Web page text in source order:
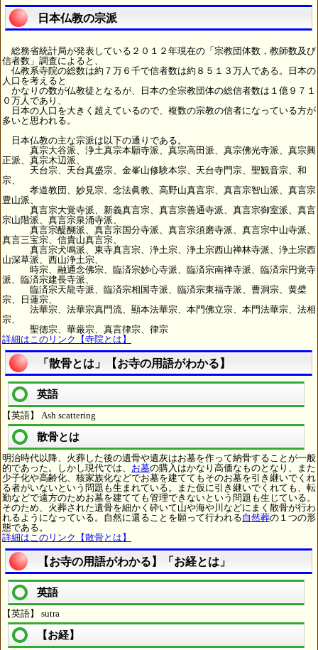
日本仏教の宗派
総務省統計局が発表している２０１２年現在の「宗教団体数，教師数及び
信者数」調査によると、
仏教系寺院の総数は約７万６千で信者数は約８５１３万人である。日本の
人口を考えると
かなりの数が仏教徒となるが、日本の全宗教団体の総信者数は１億９７１
０万人であり、
日本の人口を大きく超えているので、複数の宗教の信者になっている方が
多いと思われる。
日本仏教の主な宗派は以下の通りである。
真宗大谷派、浄土真宗本願寺派、真宗高田派、真宗佛光寺派、真宗興
正派、真宗木辺派、
天台宗、天台真盛宗、金峯山修験本宗、天台寺門宗、聖観音宗、和
宗、
孝道教団、妙見宗、念法眞教、高野山真言宗、真言宗智山派、真言宗
豊山派、
真言宗大覚寺派、新義真言宗、真言宗善通寺派、真言宗御室派、真言
宗山階派、真言宗泉涌寺派、
真言宗醍醐派、真言宗国分寺派、真言宗須磨寺派、真言宗中山寺派、
真言三宝宗、信貴山真言宗、
真言宗犬鳴派、東寺真言宗、浄土宗、浄土宗西山禅林寺派、浄土宗西
山深草派、西山浄土宗、
時宗、融通念佛宗、臨済宗妙心寺派、臨済宗南禅寺派、臨済宗円覚寺
派、臨済宗建長寺派、
臨済宗天龍寺派、臨済宗相国寺派、臨済宗東福寺派、曹洞宗、黄檗
宗、日蓮宗、
法華宗、法華宗真門流、顯本法華宗、本門佛立宗、本門法華宗、法相
宗、
聖徳宗、華厳宗、真言律宗、律宗
詳細はこのリンク【寺院とは】
「散骨とは」【お寺の用語がわかる】
英語
【英語】 Ash scattering
散骨とは
明治時代以降、火葬した後の遺骨や遺灰はお墓を作って納骨することが一般
的であった。しかし現代では、 お墓の購入はかなり高価なものとなり、また
少子化や高齢化、核家族化などでお墓を建ててもそのお墓を引き継いでくれ
る者がいないという問題も生まれている。また仮に引き継いでくれても、転
勤などで遠方のためお墓を建てても管理できないという問題も生じている。
そのため、火葬された遺骨を細かく砕いて山や海や川などにまく散骨が行わ
れるようになっている。自然に還ることを願って行われる自然葬の１つの形
態である。
詳細はこのリンク【散骨とは】
【お寺の用語がわかる】「お経とは」
英語
【英語】 sutra
【お経】